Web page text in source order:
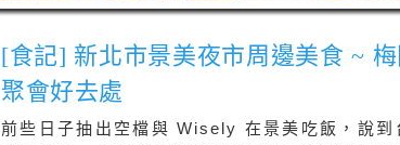
[食記] 新北市景美夜市周邊美食 ~
聚會好去處
前些日子抽出空檔與 Wisely 在景美吃飯，說到